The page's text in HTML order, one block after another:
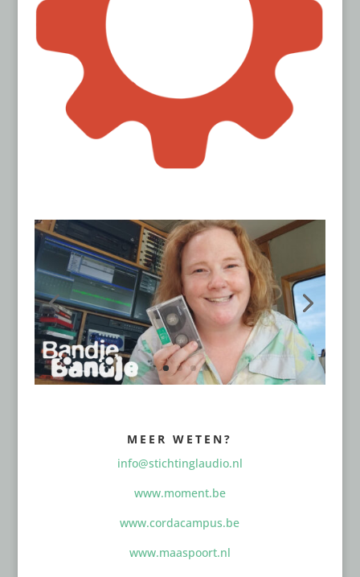
MEER WETEN?
info@stichtinglaudio.nl
www.moment.be
www.cordacampus.be
www.maaspoort.nl